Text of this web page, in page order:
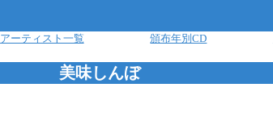
アーティスト一覧 頒布年別CD
美味しんぼ